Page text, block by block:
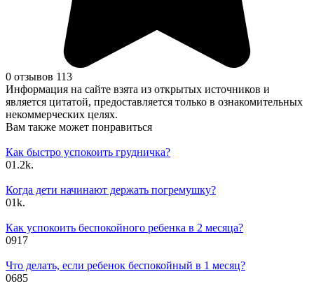
0 отзывов 113
Информация на сайте взята из открытых источников и
является цитатой, предоставляется только в ознакомительных
некоммерческих целях.
Вам также может понравиться
Как быстро успокоить грудничка?
01.2k.
Когда дети начинают держать погремушку?
01k.
Как успокоить беспокойного ребенка в 2 месяца?
0917
Что делать, если ребенок беспокойный в 1 месяц?
0685